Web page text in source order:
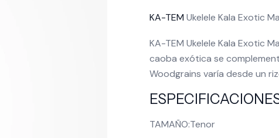
KA-TEM Ukelele Kala Exotic
KA-TEM Ukelele Kala Exotic
caoba exótica se
Woodgrains varía desde un
TAMAÑO:Tenor